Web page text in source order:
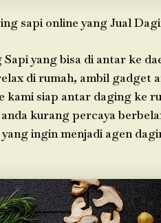
sapi online yang Jual
yang bisa di antar ke
di rumah, ambil gadget
kami siap antar daging ke
kurang percaya
ingin menjadi agen